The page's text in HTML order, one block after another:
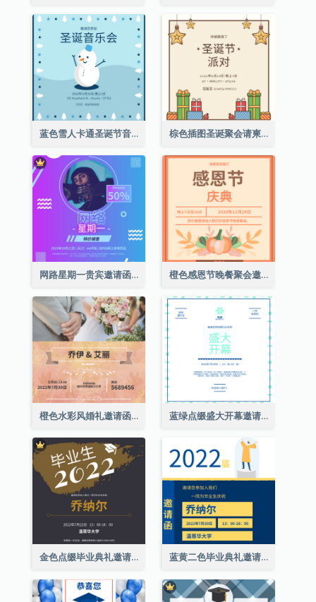
蓝色雪人卡通圣诞节音乐会邀请 棕色插图圣诞聚会请柬
网路星期一贵宾邀请函 橙色感恩节晚餐聚会邀请函
橙色水彩风婚礼邀请函 蓝绿点缀盛大开幕邀请函
金色点缀毕业典礼邀请函 蓝黄二色毕业典礼邀请函